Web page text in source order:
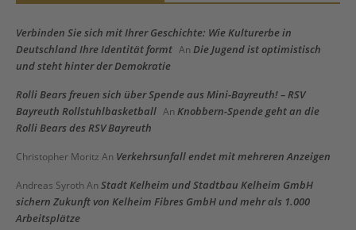
Verbinden Sie sich mit Ihrer Geschichte: Wie Kulturerbe in
Deutschland Ihre Identität formt An Die Jugend ist optimistisch
und steht hinter der Demokratie
Rolli Bears freuen sich über Spende aus Mini-Bayreuth! – RSV
Bayreuth Rollstuhlbasketball An Knobbern-Spende geht an die
Rolli Bears des RSV Bayreuth
Christopher Moritz An Verkehrsunfall endet mit mehreren Anzeigen
Andreas Syroth An Stadt Kelheim und Stadtbau Kelheim GmbH
sichern Zukunft von Kelheim Fibres GmbH und mehr als 1.000
Arbeitsplätze